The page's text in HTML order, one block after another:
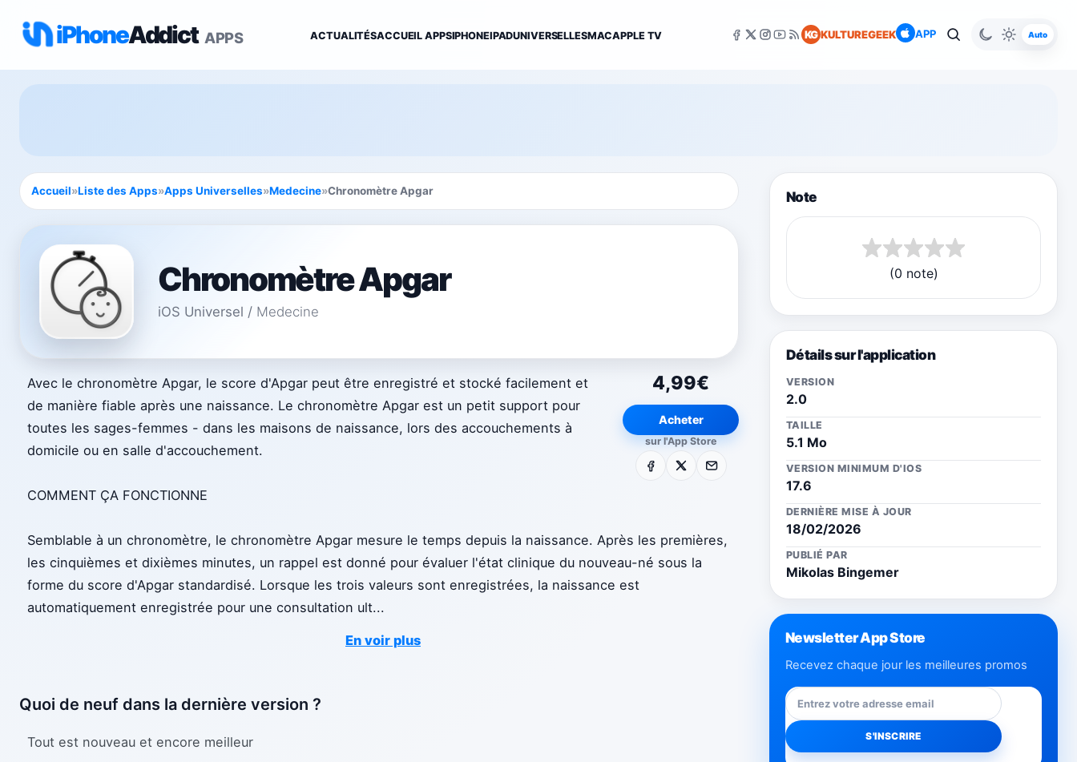
iPhoneAddict APPS ACTUALITÉSACCUEIL APPSIPHONEIPADUNIVERSELLESMACAPPLE TV KG KULTUREGEEK APP Auto
Accueil»Liste des Apps»Apps Universelles»Medecine»Chronomètre Apgar
Chronomètre Apgar
iOS Universel / Medecine
4,99€
Acheter
sur l'App Store
Facebook E-mail
Avec le chronomètre Apgar, le score d'Apgar peut être enregistré et stocké facilement et
de manière fiable après une naissance. Le chronomètre Apgar est un petit support pour
toutes les sages-femmes - dans les maisons de naissance, lors des accouchements à
domicile ou en salle d'accouchement.
COMMENT ÇA FONCTIONNE
Semblable à un chronomètre, le chronomètre Apgar mesure le temps depuis la naissance. Après les premières,
les cinquièmes et dixièmes minutes, un rappel est donné pour évaluer l'état clinique du nouveau-né sous la
forme du score d'Apgar standardisé. Lorsque les trois valeurs sont enregistrées, la naissance est
automatiquement enregistrée pour une consultation ult...
En voir plus
Quoi de neuf dans la dernière version ?
Tout est nouveau et encore meilleur
Note
(0 note)
Détails sur l'application
VERSION
2.0
TAILLE
5.1 Mo
VERSION MINIMUM D'IOS
17.6
DERNIÈRE MISE À JOUR
18/02/2026
PUBLIÉ PAR
Mikolas Bingemer
Newsletter App Store
Recevez chaque jour les meilleures promos